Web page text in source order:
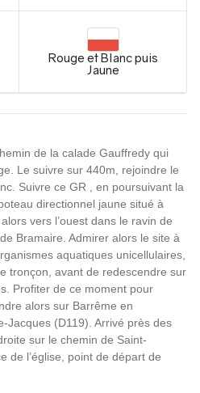
Rouge et Blanc puis
Jaune
de la calade Gauffredy qui
Le suivre sur 440m, rejoindre le
Suivre ce GR , en poursuivant la
directionnel jaune situé à
vers l’ouest dans le ravin de
Bramaire. Admirer alors le site à
aquatiques unicellulaires,
tronçon, avant de redescendre sur
Profiter de ce moment pour
alors sur Barrême en
Jacques (D119). Arrivé près des
sur le chemin de Saint-
de l’église, point de départ de